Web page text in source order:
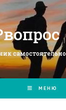
МЕНЮ